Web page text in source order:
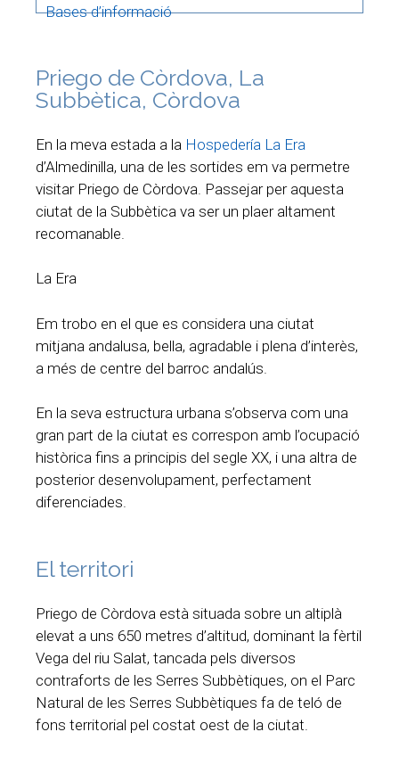
Bases d’informació
Priego de Còrdova, La
Subbètica, Còrdova
En la meva estada a la Hospedería La Era
d’Almedinilla, una de les sortides em va permetre
visitar Priego de Còrdova. Passejar per aquesta
ciutat de la Subbètica va ser un plaer altament
recomanable.
La Era
Em trobo en el que es considera una ciutat
mitjana andalusa, bella, agradable i plena d’interès,
a més de centre del barroc andalús.
En la seva estructura urbana s’observa com una
gran part de la ciutat es correspon amb l’ocupació
històrica fins a principis del segle XX, i una altra de
posterior desenvolupament, perfectament
diferenciades.
El territori
Priego de Còrdova està situada sobre un altiplà
elevat a uns 650 metres d’altitud, dominant la fèrtil
Vega del riu Salat, tancada pels diversos
contraforts de les Serres Subbètiques, on el Parc
Natural de les Serres Subbètiques fa de teló de
fons territorial pel costat oest de la ciutat.